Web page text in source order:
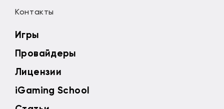
Контакты
Игры
Провайдеры
Лицензии
iGaming School